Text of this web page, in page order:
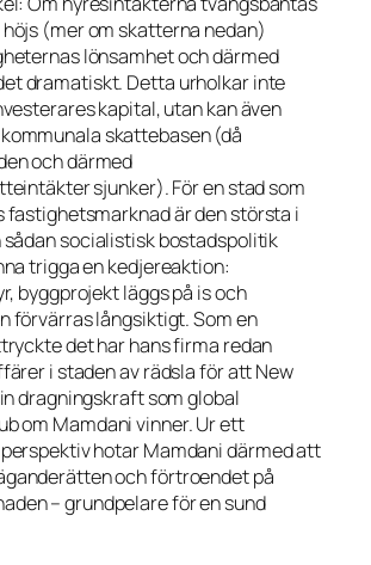
(mer om skatterna nedan)
lönsamhet och därmed
dramatiskt. Detta urholkar inte
kapital, utan kan även
skattebasen (då
och därmed
sjunker). För en stad som
fastighetsmarknad är den största i
sådansocialistiskbostadspolitik
trigga en kedjereaktion:
byggprojekt läggs på is och
förvärras långsiktigt. Som en
det har hans firma redan
i staden av rädsla för att New
dragningskraft som global
om Mamdani vinner. Ur ett
hotar Mamdani därmed att
och förtroendet på
– grundpelare för en sund